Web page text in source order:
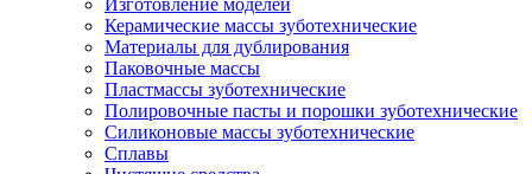
Изготовление моделей
Керамические массы зуботехнические
Материалы для дублирования
Паковочные массы
Пластмассы зуботехнические
Полировочные пасты и порошки зуботехнические
Силиконовые массы зуботехнические
Сплавы